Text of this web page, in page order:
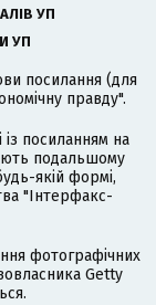
УП
УП
посилання (для
правду".
із посиланням на
подальшому
якій формі,
"Інтерфакс-
фотографічних
Getty